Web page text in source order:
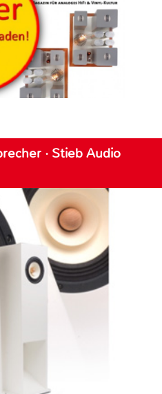
· Stieb Audio